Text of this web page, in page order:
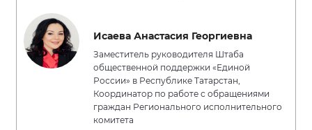
Исаева Анастасия Георгиевна
Заместитель руководителя Штаба
общественной поддержки «Единой
России» в Республике Татарстан,
Координатор по работе с обращениями
граждан Регионального исполнительного
комитета